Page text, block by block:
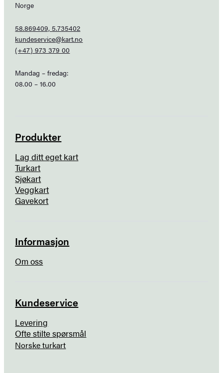
Norge
58.869409, 5.735402
kundeservice@kart.no
(+47) 973 379 00
Mandag – fredag:
08.00 – 16.00
Produkter
Lag ditt eget kart
Turkart
Sjøkart
Veggkart
Gavekort
Informasjon
Om oss
Kundeservice
Levering
Ofte stilte spørsmål
Norske turkart